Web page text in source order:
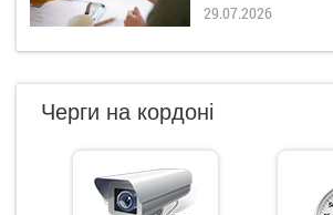
29.07.2026
Черги на кордоні